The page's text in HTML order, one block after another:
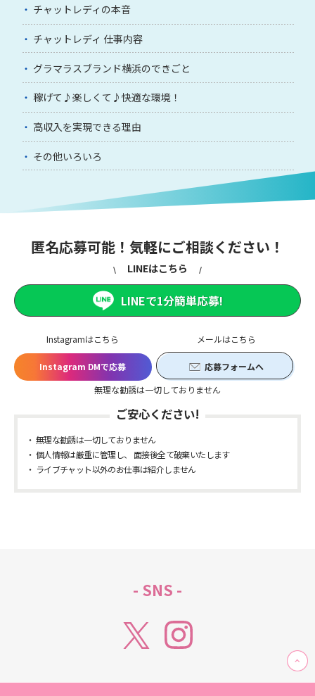
チャットレディの本音
チャットレディ 仕事内容
グラマラスブランド横浜のできごと
稼げて♪楽しくて♪快適な環境！
高収入を実現できる理由
その他いろいろ
匿名応募可能！気軽にご相談ください！
Instagramはこちら
Instagram DMで応募
メールはこちら
応募フォームへ
無理な勧誘は一切しておりません
LINEはこちら
LINEで1分簡単応募!
ご安心ください!
無理な勧誘は一切しておりません
個人情報は厳重に管理し、 面接後全て破棄いたします
ライブチャット以外のお仕事は紹介しません
- SNS -